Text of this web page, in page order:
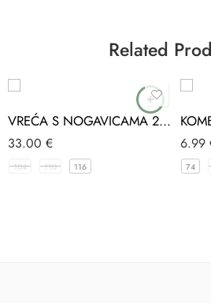
Related
VREĆA S NOGAVICAMA 2.5 TOG UNISEX CRVENA
33.00 €
104 110 116
6.99
74